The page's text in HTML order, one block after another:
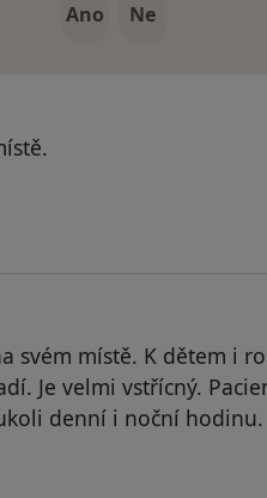
Ano Ne
Roman
svém místě. K dětem i
Je velmi vstřícný.
denní i noční
Kamila